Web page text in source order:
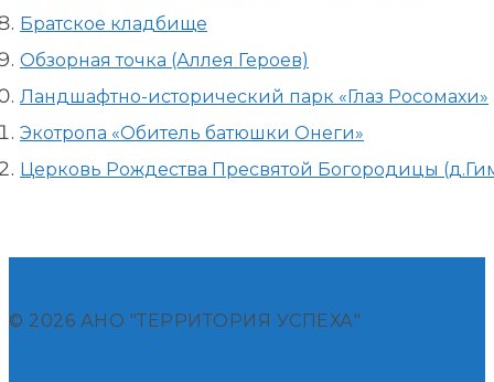
Братское кладбище
Обзорная точка (Аллея Героев)
Ландшафтно-исторический парк «Глаз Росомахи»
Экотропа «Обитель батюшки Онеги»
Церковь Рождества Пресвятой Богородицы
© 2026 АНО "ТЕРРИТОРИЯ УСПЕХА"